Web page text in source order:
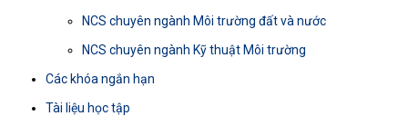
NCS chuyên ngành Môi trường đất và nước
NCS chuyên ngành Kỹ thuật Môi trường
Các khóa ngắn hạn
Tài liệu học tập